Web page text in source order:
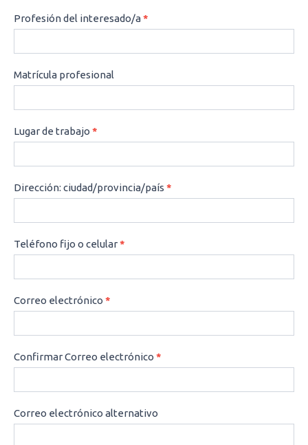
Profesión del interesado/a*
Matrícula profesional
Lugar de trabajo *
Dirección: ciudad/provincia/país *
Teléfono fijo o celular*
Correo electrónico *
Confirmar Correo electrónico *
Correo electrónico alternativo